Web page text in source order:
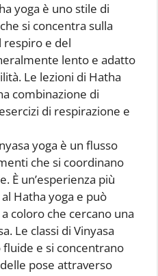
yoga è uno stile di
si concentra sulla
respiro e del
lento e adatto
Le lezioni di Hatha
combinazione di
di respirazione e
yoga è un flusso
che si coordinano
È un’esperienza più
Hatha yoga e può
coloro che cercano una
Le classi di Vinyasa
fluide e si concentrano
pose attraverso